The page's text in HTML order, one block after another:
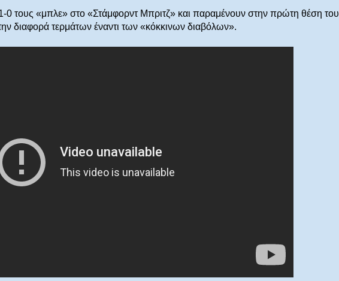
0 τους «μπλε» στο «Στάμφορντ Μπριτζ» και παραμένουν στην πρώτη θέση του
διαφορά τερμάτων έναντι των «κόκκινων διαβόλων».